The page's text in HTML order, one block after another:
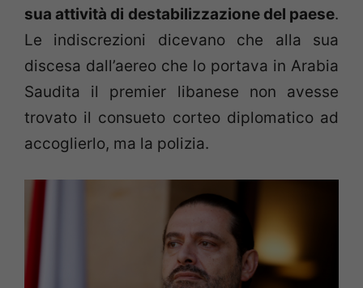
sua attività di destabilizzazione del paese.
Le indiscrezioni dicevano che alla sua
discesa dall’aereo che lo portava in Arabia
Saudita il premier libanese non avesse
trovato il consueto corteo diplomatico ad
accoglierlo, ma la polizia.